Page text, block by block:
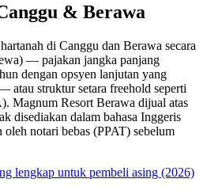
& Berawa
di Canggu dan Berawa secara
— pajakan jangka panjang
dengan opsyen lanjutan yang
atau struktur setara freehold seperti
Magnum Resort Berawa dijual atas
disediakan dalam bahasa Inggeris
oleh notari bebas (PPAT) sebelum
lengkap untuk pembeli asing (2026)